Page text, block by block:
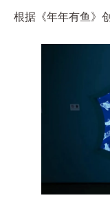
根据《年年有鱼》